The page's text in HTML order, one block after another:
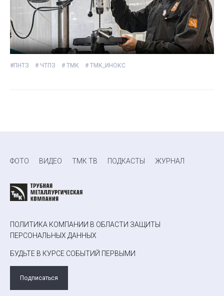
#ПНТЗ # ЧТПЗ # ТМК # ТМК_ИНОКС
ФОТО ВИДЕО ТМК ТВ ПОДКАСТЫ ЖУРНАЛ
ПОЛИТИКА КОМПАНИИ В ОБЛАСТИ ЗАЩИТЫ
ПЕРСОНАЛЬНЫХ ДАННЫХ
БУДЬТЕ В КУРСЕ СОБЫТИЙ ПЕРВЫМИ
Подписаться